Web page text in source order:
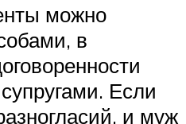
можно
в
Если
и муж